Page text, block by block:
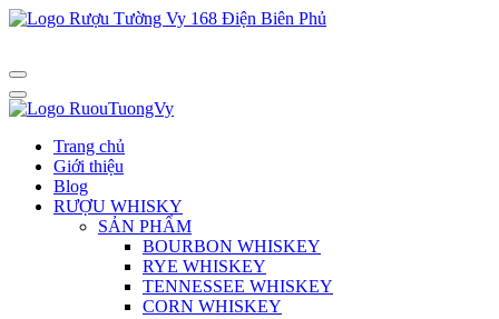
Trang chủ
Giới thiệu
Blog
RƯỢU WHISKY
SẢN PHẨM
BOURBON WHISKEY
RYE WHISKEY
TENNESSEE WHISKEY
CORN WHISKEY